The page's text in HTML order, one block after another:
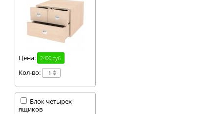
Цена: 2400 руб.
Кол-во:
Блок четырех
ящиков